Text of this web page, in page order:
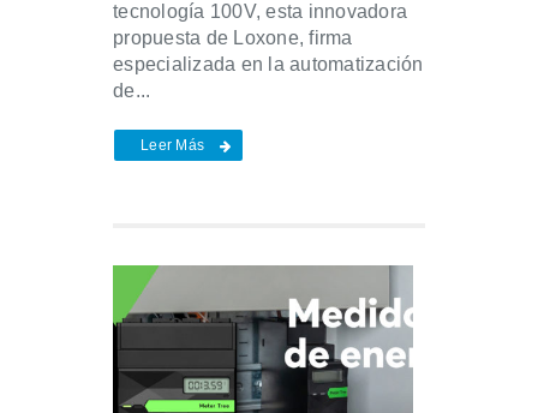
tecnología 100V, esta innovadora
propuesta de Loxone, firma
especializada en la automatización
de...
Leer Más